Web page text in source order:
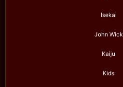
Isekai
John Wick
Kaiju
Kids